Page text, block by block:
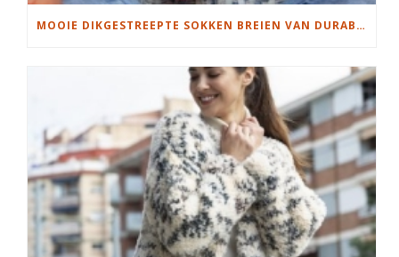
MOOIE DIKGESTREEPTE SOKKEN BREIEN VAN DURABLE GAREN